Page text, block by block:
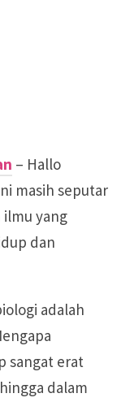
– Hallo
masih seputar
ilmu yang
dan
adalah
sangat erat
dalam